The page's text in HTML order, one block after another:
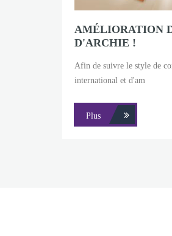
AMÉLIORATION
D'ARCHIE !
Afin de suivre le style de
international et d'am
Plus